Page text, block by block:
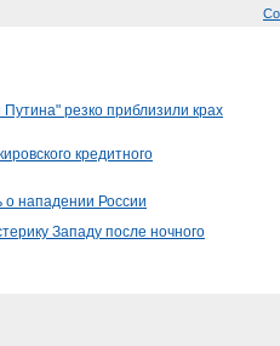
резко приблизили крах
кредитного
о нападении России
Западу после ночного